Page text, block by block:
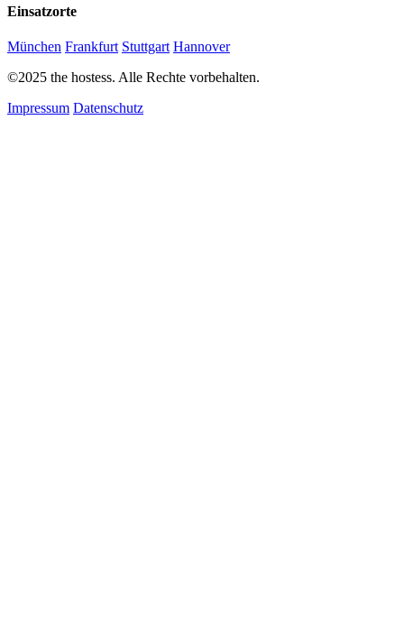
Einsatzorte
München Frankfurt Stuttgart Hannover
©2025 the hostess. Alle Rechte vorbehalten.
Impressum Datenschutz